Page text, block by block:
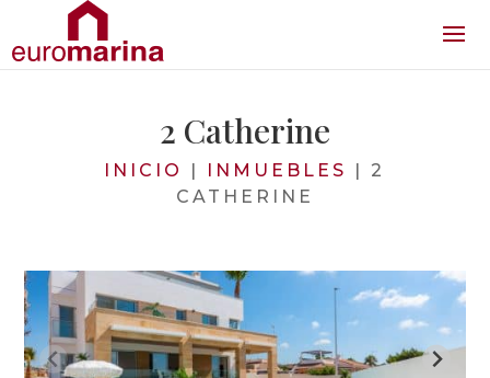
2 Catherine
INICIO | INMUEBLES | 2
CATHERINE